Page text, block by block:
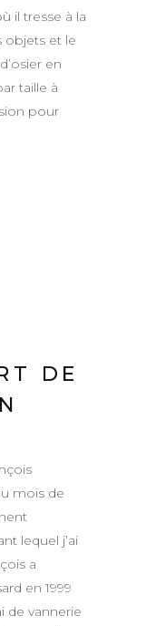
il tresse à la
objets et le
en
taille à
pour
DE
mois de
lequel j’ai
a
en 1999
de vannerie